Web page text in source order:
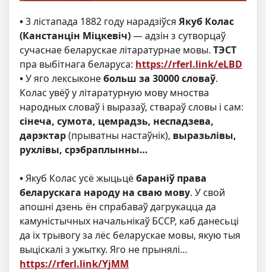
•3 лістапада 1882 году нарадзіўся Якуб Колас
(Канстанцін Міцкевіч)— адзін з сутворцаў
сучаснае беларускае літаратурнае мовы. ТЭСТ
пра выбітнага беларуса: https://rferl.link/eLBD
•У яго лексыконебольш за 30000 словаў.
Колас увёў у літаратурную мову мноства
народных словаў і выразаў, ствараў словы і сам:
сінеча, сумота, цемрадзь, неспадзева,
дарэктар(прыватны настаўнік), выразьлівы,
рухлівы, срэбраплынны…
•Якуб Колас усё жыцьцёбараніў права
беларускага народу на сваю мову. У свой
апошні дзень ён спрабаваў дагрукацца да
камуністычных начальнікаў БССР, каб данесьці
да іх трывогу за лёс беларускае мовы, якую тыя
выціскалі з ужытку. Яго не прынялі…
https://rferl.link/YjMM